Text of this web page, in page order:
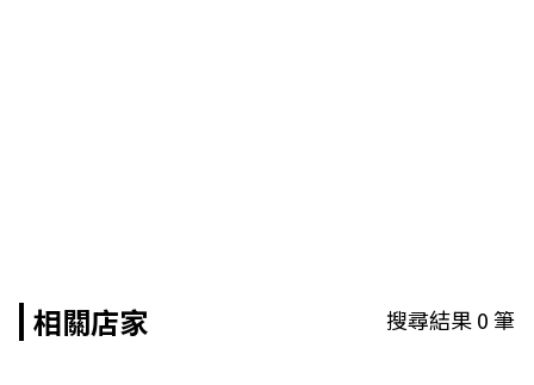
相關店家 搜尋結果0筆